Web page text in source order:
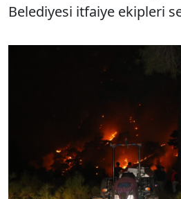
Belediyesi itfaiye ekipleri